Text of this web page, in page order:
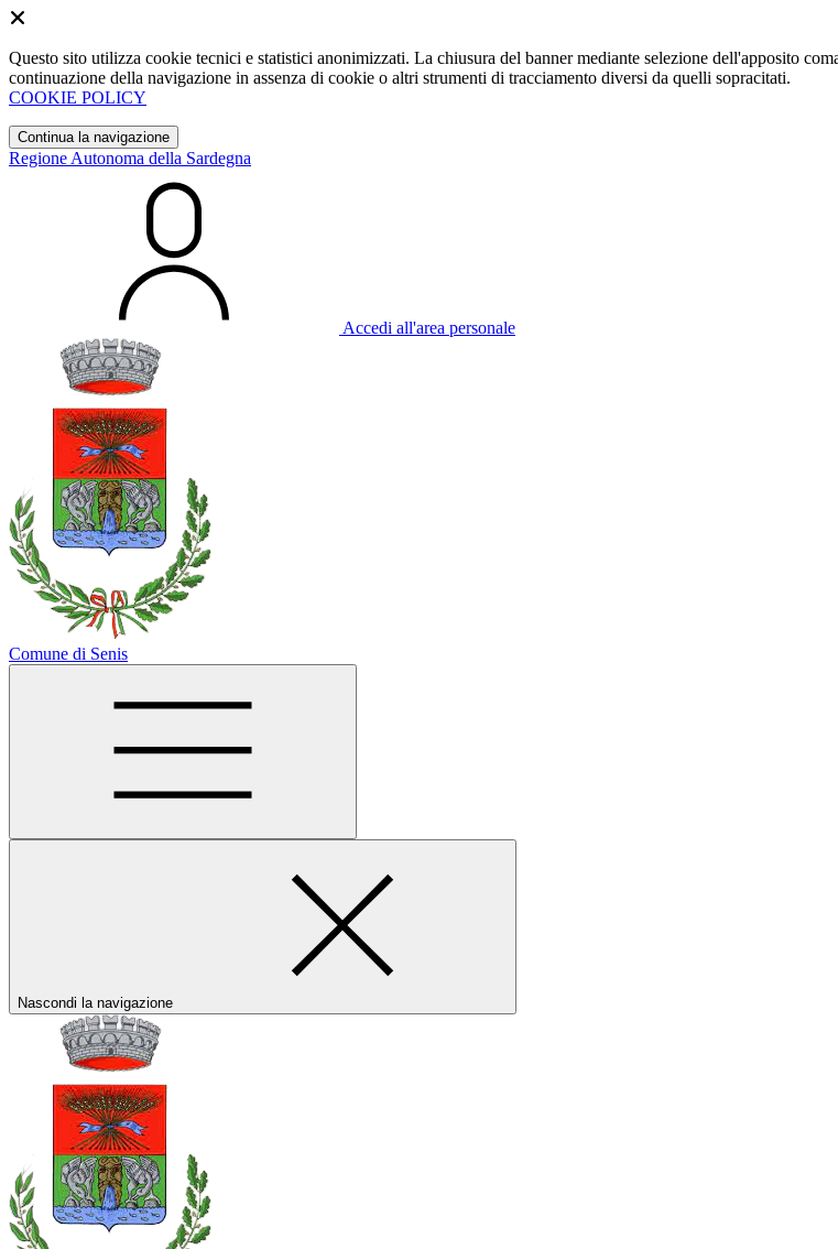
Questo sito utilizza cookie tecnici e statistici anonimizzati. La chiusura del banner mediante selezione dell'apposito
continuazione della navigazione in assenza di cookie o altri strumenti di tracciamento diversi da quelli sopracitati.
COOKIE POLICY
Continua la navigazione
Regione Autonoma della Sardegna
Accedi all'area personale
Comune di Senis
Nascondi la navigazione